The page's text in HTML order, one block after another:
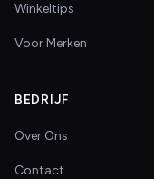
Winkeltips
Voor Merken
BEDRIJF
Over Ons
Contact